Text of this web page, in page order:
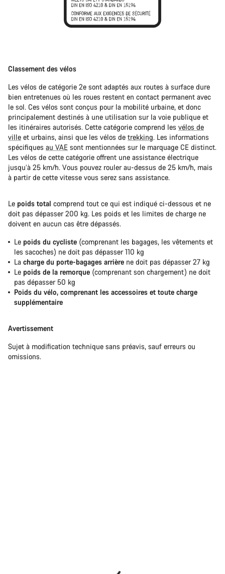
Classement des vélos
Les vélos de catégorie 2e sont adaptés aux routes à surface dure
bien entretenues où les roues restent en contact permanent avec
le sol. Ces vélos sont conçus pour la mobilité urbaine, et donc
principalement destinés à une utilisation sur la voie publique et
les itinéraires autorisés. Cette catégorie comprend les vélos de
ville et urbains, ainsi que les vélos de trekking. Les informations
spécifiques au VAE sont mentionnées sur le marquage CE distinct.
Les vélos de cette catégorie offrent une assistance électrique
jusqu’à 25 km/h. Vous pouvez rouler au-dessus de 25 km/h, mais
à partir de cette vitesse vous serez sans assistance.
Le poids total comprend tout ce qui est indiqué ci-dessous et ne
doit pas dépasser 200 kg. Les poids et les limites de charge ne
doivent en aucun cas être dépassés.
Le poids du cycliste (comprenant les bagages, les vêtements et
les sacoches) ne doit pas dépasser 110 kg
La charge du porte-bagages arrière ne doit pas dépasser 27 kg
Le poids de la remorque (comprenant son chargement) ne doit
pas dépasser 50 kg
Poids du vélo, comprenant les accessoires et toute charge
supplémentaire
Avertissement
Sujet à modification technique sans préavis, sauf erreurs ou
omissions.